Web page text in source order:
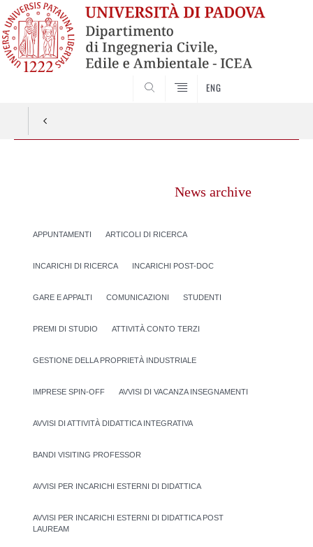
ENG
News archive
APPUNTAMENTI ARTICOLI DI RICERCA
INCARICHI DI RICERCA INCARICHI POST-DOC
GARE E APPALTI COMUNICAZIONI STUDENTI
PREMI DI STUDIO ATTIVITÀ CONTO TERZI
GESTIONE DELLA PROPRIETÀ INDUSTRIALE
IMPRESE SPIN-OFF AVVISI DI VACANZA INSEGNAMENTI
AVVISI DI ATTIVITÀ DIDATTICA INTEGRATIVA
BANDI VISITING PROFESSOR
AVVISI PER INCARICHI ESTERNI DI DIDATTICA
AVVISI PER INCARICHI ESTERNI DI DIDATTICA POST
LAUREAM